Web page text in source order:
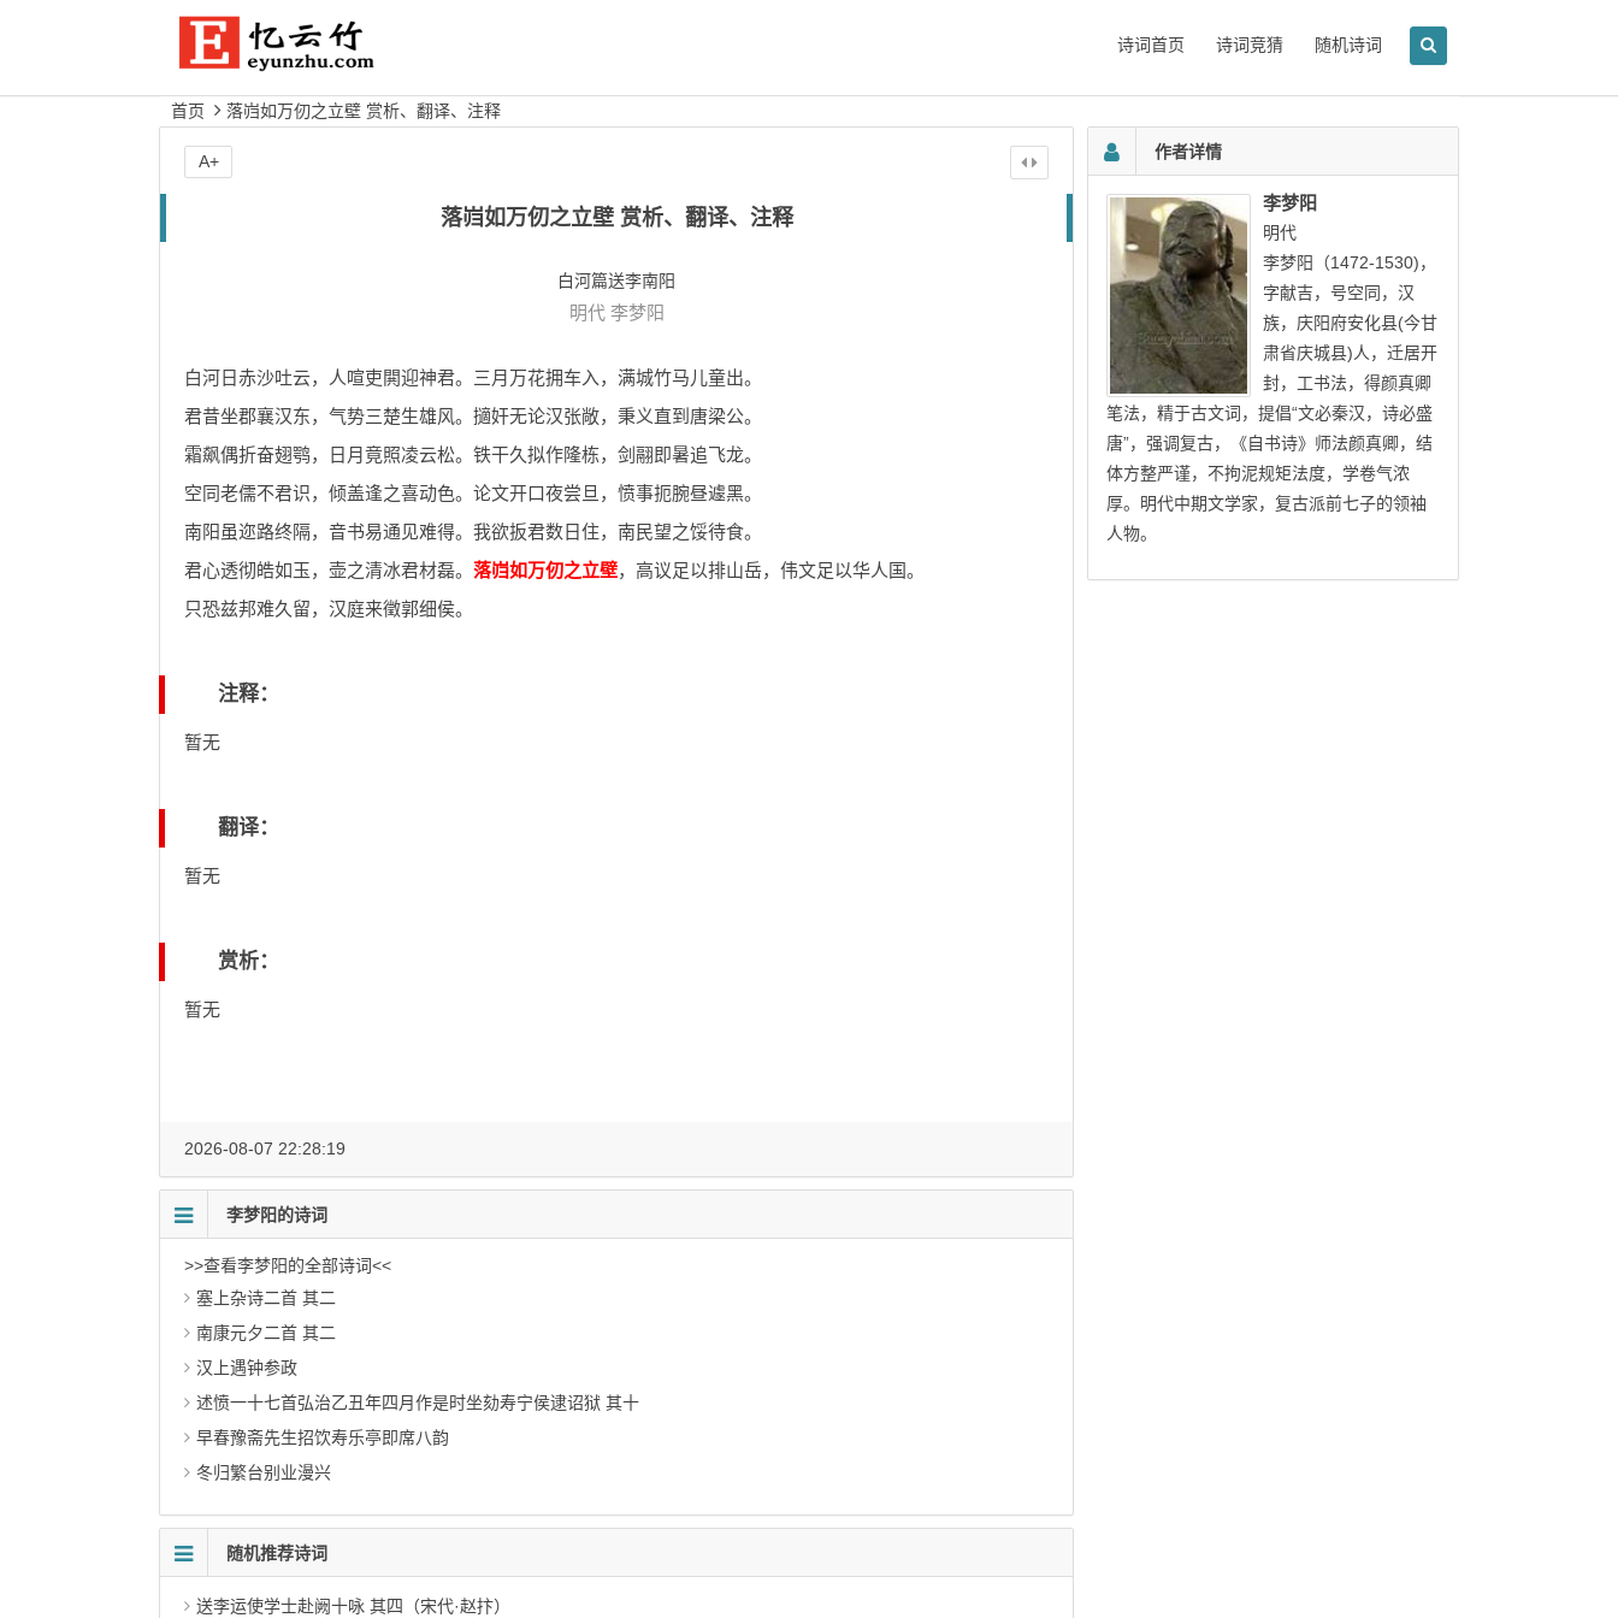
诗词首页 诗词竞猜 随机诗词
首页 落岿如万仞之立壁 赏析、翻译、注释
落岿如万仞之立壁 赏析、翻译、注释
白河篇送李南阳
明代 李梦阳
白河日赤沙吐云，人喧吏閧迎神君。三月万花拥车入，满城竹马儿童出。
君昔坐郡襄汉东，气势三楚生雄风。擿奸无论汉张敞，秉义直到唐梁公。
霜飙偶折奋翅鹗，日月竟照凌云松。铁干久拟作隆栋，剑翮即暑追飞龙。
空同老儒不君识，倾盖逢之喜动色。论文开口夜尝旦，愤事扼腕昼遽黑。
南阳虽迩路终隔，音书易通见难得。我欲扳君数日住，南民望之馁待食。
君心透彻皓如玉，壶之清冰君材磊。 落岿如万仞之立壁，高议足以排山岳，伟文足以华人国。
只恐兹邦难久留，汉庭来徵郭细侯。
注释：
暂无
翻译：
暂无
赏析：
暂无
A+
2026-08-07 22:28:19
李梦阳的诗词
>>查看李梦阳的全部诗词<<
塞上杂诗二首 其二
南康元夕二首 其二
汉上遇钟参政
述愤一十七首弘治乙丑年四月作是时坐劾寿宁侯逮诏狱 其十
早春豫斋先生招饮寿乐亭即席八韵
冬归繁台别业漫兴
随机推荐诗词
送李运使学士赴阙十咏 其四（宋代·赵抃）
作者详情
李梦阳
明代
李梦阳（1472-1530)，
字献吉，号空同，汉
族，庆阳府安化县(今甘
肃省庆城县)人，迁居开
封，工书法，得颜真卿
笔法，精于古文词，提倡“文必秦汉，诗必盛
唐”，强调复古，《自书诗》师法颜真卿，结
体方整严谨，不拘泥规矩法度，学卷气浓
厚。明代中期文学家，复古派前七子的领袖
人物。